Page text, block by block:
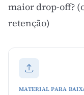
maior drop-off?
retenção)
MATERIAL PARA